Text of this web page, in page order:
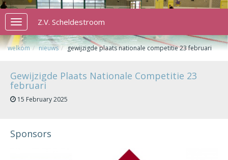
Toggle
navigation
Z.V. Scheldestroom
welkom nieuws gewijzigde plaats nationale competitie 23 februari
Gewijzigde Plaats Nationale Competitie 23
februari
15 February 2025
Sponsors